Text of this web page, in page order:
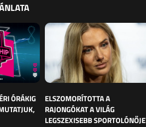
ÓRÁKIG
ELSZOMORÍTOTTA A
RAJONGÓKAT A VILÁG
LEGSZEXISEBB SPORTOLÓNŐJE